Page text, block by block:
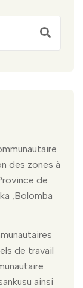
des zones à
de
,Bolomba
de travail
ainsi